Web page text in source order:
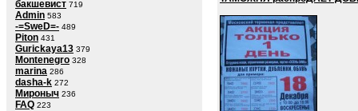
бакшевист 719
Admin 583
-=SweD=- 489
Piton 431
Gurickaya13 379
Montenegro 328
marina 286
dasha-k 272
Мироныч 236
FAQ 223